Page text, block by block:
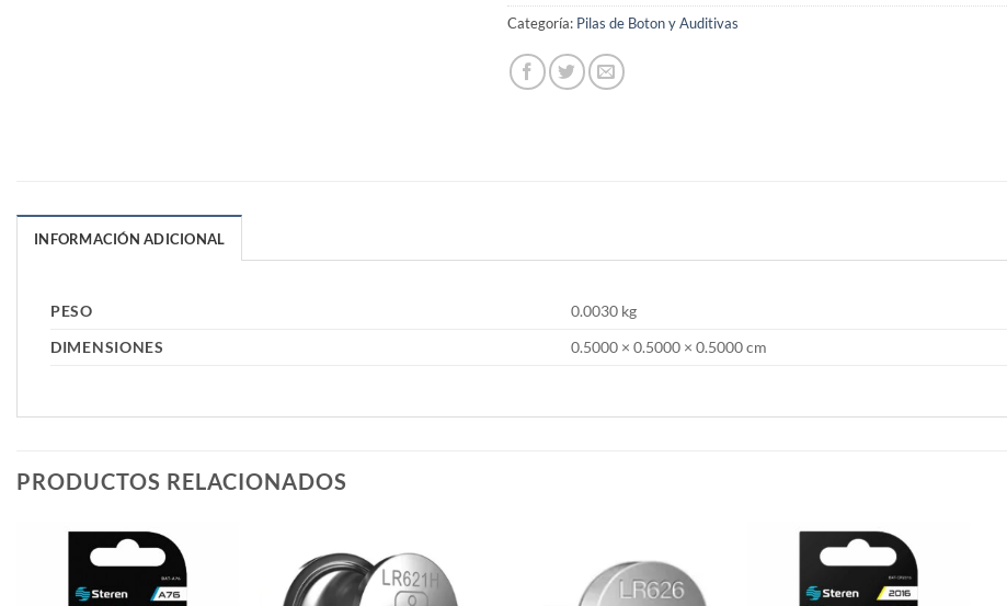
Categoría: Pilas de Boton y Auditivas
INFORMACIÓN ADICIONAL
PESO
0.0030 kg
DIMENSIONES
0.5000 × 0.5000 × 0.5000 cm
PRODUCTOS RELACIONADOS